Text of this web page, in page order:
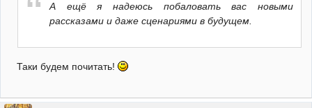
А ещё я надеюсь побаловать вас новыми
рассказами и даже сценариями в будущем.
Таки будем почитать!